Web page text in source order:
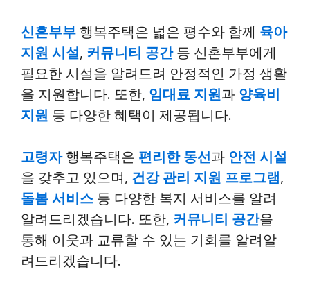
신혼부부 행복주택은 넓은 평수와 함께 육아
지원 시설, 커뮤니티 공간등 신혼부부에게
필요한 시설을 알려드려 안정적인 가정 생활
을 지원합니다. 또한, 임대료 지원과 양육비
지원 등 다양한 혜택이 제공됩니다.
고령자행복주택은 편리한 동선과 안전 시설
을 갖추고 있으며, 건강 관리 지원 프로그램,
돌봄 서비스 등 다양한 복지 서비스를 알려
알려드리겠습니다. 또한, 커뮤니티 공간을
통해 이웃과 교류할 수 있는 기회를 알려알
려드리겠습니다.